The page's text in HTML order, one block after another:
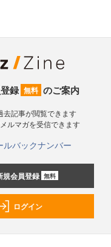
録 無料 のご案内
去記事が閲覧できます
ルマガを受信できます
ルバックナンバー
規会員登録 無料
ログイン